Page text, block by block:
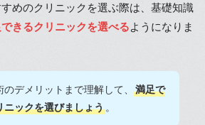
めのクリニックを選ぶ際は、基礎知識
きるクリニックを選べるようになりま
のデメリットまで理解して、満足で
ニックを選びましょう。